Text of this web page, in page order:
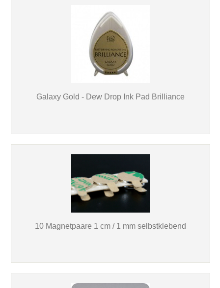
Galaxy Gold - Dew Drop Ink Pad Brilliance
10 Magnetpaare 1 cm / 1 mm selbstklebend